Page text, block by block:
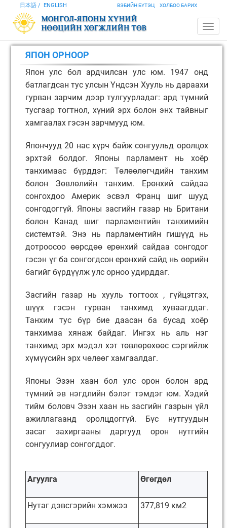
ВЭБИЙН БҮТЭЦ ХОЛБОО БАРИХ
日本語 ENGLISH
ЯПОН ОРНООР
Япон улс бол ардчилсан улс юм. 1947 онд
батлагдсан тус улсын Үндсэн Xууль нь дараахи
гурван зарчим дээр тулгуурладаг: ард түмний
тусгаар тогтнол, хүний эрх болон энх тайвныг
хамгаалах гэсэн зарчмууд юм.
Япончууд 20 нас хүрч байж сонгуульд оролцох
эрхтэй болдог. Японы парламент нь хоёр
танхимаас бүрддэг: Төлөөлөгчдийн танхим
болон Зөвлөлийн танхим. Ерөнхий сайдаа
сонгохдоо Америк эсвэл Франц шиг шууд
сонгодоггүй. Японы засгийн газар нь Британи
болон Канад шиг парламентийн танхимийн
системтэй. Энэ нь парламентийн гишүүд нь
дотроосоо өөрсдөө ерөнхий сайдаа сонгодог
гэсэн үг ба сонгогдсон ерөнхий сайд нь өөрийн
багийг бүрдүүлж улс орноо удирддаг.
Засгийн газар нь хууль тогтоох , гүйцэтгэx,
шүүх гэсэн гурван танхимд хуваагддаг.
Танхим тус бүр бие даасан ба бусад хоёр
танхимаа хянаж байдаг. Ингэх нь аль нэг
танхимд эрх мэдэл хэт төвлөрөхөөс сэргийлж
хүмүүсийн эрх чөлөөг хамгаалдаг.
Японы Эзэн хаан бол улс орон болон ард
түмний эв нэгдлийн бэлэг тэмдэг юм. Хэдий
тийм боловч Эзэн хаан нь засгийн газрын үйл
ажиллагаанд оролцдоггүй. Бүс нутгуудын
засаг захиргааны даргууд орон нутгийн
сонгуулиар сонгогддог.
Агуулга Өгөгдөл
Нутаг дэвсгэрийн хэмжээ 377,819 км2